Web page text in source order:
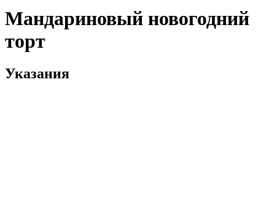
Мандариновый новогодний
торт
Указания